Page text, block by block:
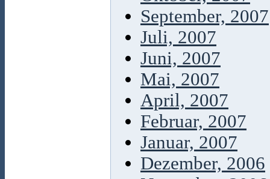
September, 2007
Juli, 2007
Juni, 2007
Mai, 2007
April, 2007
Februar, 2007
Januar, 2007
Dezember, 2006